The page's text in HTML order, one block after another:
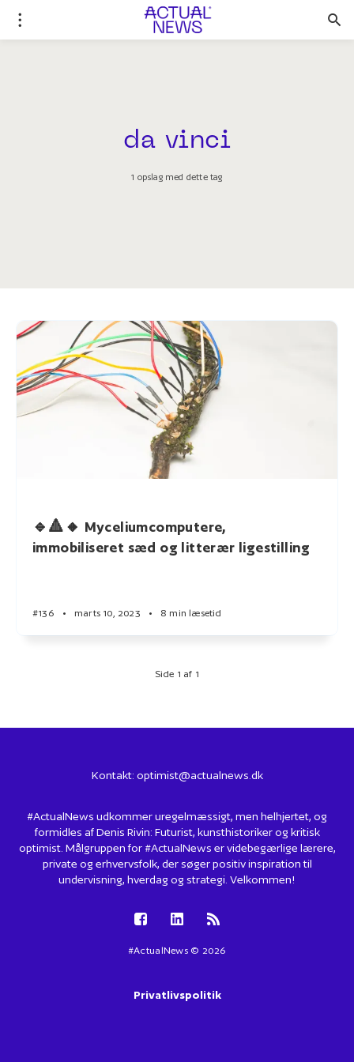
da vinci
1 opslag med dette tag
🔹🔺🔸 Myceliumcomputere,
immobiliseret sæd og litterær ligestilling
#136 • marts 10, 2023 • 8 min læsetid
Side 1 af 1
Kontakt: optimist@actualnews.dk
#ActualNews udkommer uregelmæssigt, men helhjertet, og
formidles af Denis Rivin: Futurist, kunsthistoriker og kritisk
optimist. Målgruppen for #ActualNews er videbegærlige lærere,
private og erhvervsfolk, der søger positiv inspiration til
undervisning, hverdag og strategi. Velkommen!
#ActualNews © 2026
Privatlivspolitik